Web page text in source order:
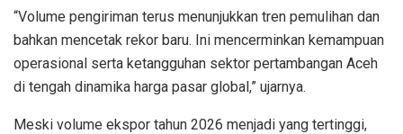
“Volume pengiriman terus menunjukkan tren pemulihan dan
bahkan mencetak rekor baru. Ini mencerminkan kemampuan
operasional serta ketangguhan sektor pertambangan Aceh
di tengah dinamika harga pasar global,” ujarnya.
Meski volume ekspor tahun 2026 menjadi yang tertinggi,